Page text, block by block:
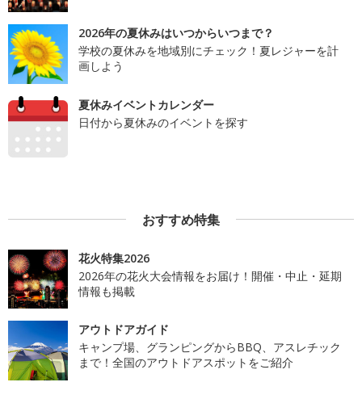
2026年の夏休みはいつからいつまで？
学校の夏休みを地域別にチェック！夏レジャーを計
画しよう
夏休みイベントカレンダー
日付から夏休みのイベントを探す
おすすめ特集
花火特集2026
2026年の花火大会情報をお届け！開催・中止・延期
情報も掲載
アウトドアガイド
キャンプ場、グランピングからBBQ、アスレチック
まで！全国のアウトドアスポットをご紹介